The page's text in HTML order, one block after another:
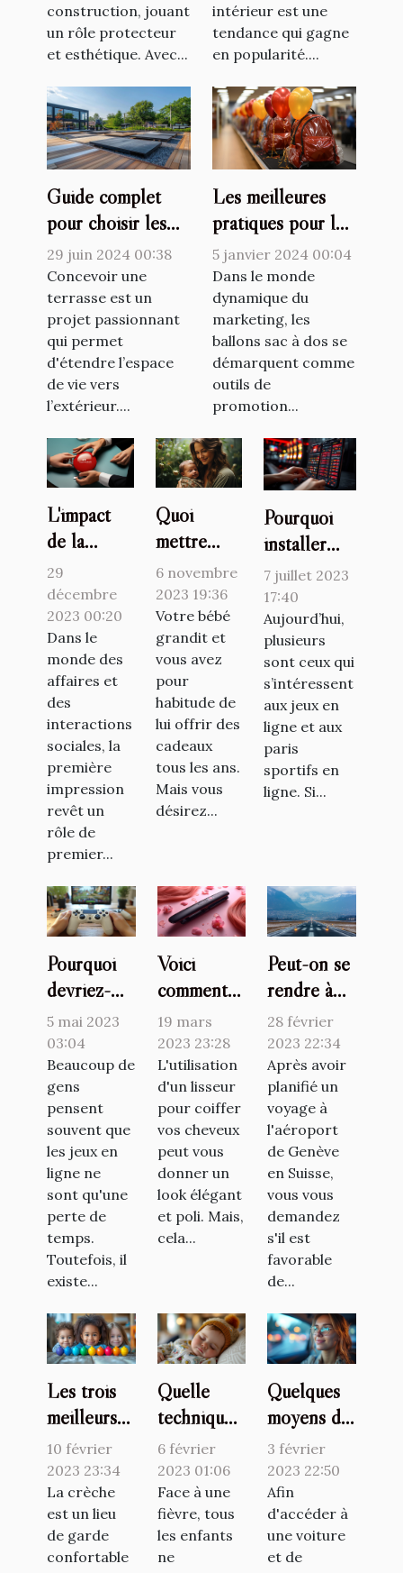
construction, jouant
un rôle protecteur
et esthétique. Avec...
intérieur est une
tendance qui gagne
en popularité....
Guide complet
pour choisir les
meilleurs supports
de terrasse selon
le type de sol
29 juin 2024 00:38
Concevoir une
terrasse est un
projet passionnant
qui permet
d'étendre l’espace
de vie vers
l’extérieur....
Les meilleures
pratiques pour le
stockage et la
maintenance des
ballons sac à dos
marketing
5 janvier 2024 00:04
Dans le monde
dynamique du
marketing, les
ballons sac à dos se
démarquent comme
outils de
promotion...
L'impact
de la
première
impression
dans
l'accueil
29
décembre
2023 00:20
Dans le
monde des
affaires et
des
interactions
sociales, la
première
impression
revêt un
rôle de
premier...
Quoi
mettre
dans une
liste de
naissance ?
6 novembre
2023 19:36
Votre bébé
grandit et
vous avez
pour
habitude de
lui offrir des
cadeaux
tous les ans.
Mais vous
désirez...
Pourquoi
installer
l’application
1xbet ?
7 juillet 2023
17:40
Aujourd’hui,
plusieurs
sont ceux qui
s’intéressent
aux jeux en
ligne et aux
paris
sportifs en
ligne. Si...
Pourquoi
devriez-
vous jouer
à des jeux
en ligne ?
5 mai 2023
03:04
Beaucoup de
gens
pensent
souvent que
les jeux en
ligne ne
sont qu'une
perte de
temps.
Toutefois, il
existe...
Voici
comment
protéger
ses
cheveux de
la chaleur
du lisseur
19 mars
2023 23:28
L'utilisation
d'un lisseur
pour coiffer
vos cheveux
peut vous
donner un
look élégant
et poli. Mais,
cela...
Peut-on se
rendre à
l'aéroport
de Genève
sans
vignette ?
28 février
2023 22:34
Après avoir
planifié un
voyage à
l'aéroport
de Genève
en Suisse,
vous vous
demandez
s'il est
favorable
de...
Les trois
meilleurs
jeux à
proposer
aux enfants
en crèche
10 février
2023 23:34
La crèche
est un lieu
de garde
confortable
Quelle
technique
pour faire
baisser la
fièvre d’un
bébé ?
6 février
2023 01:06
Face à une
fièvre, tous
les enfants
ne
Quelques
moyens de
se faire
former
pour son
permis de
conduire
3 février
2023 22:50
Afin
d'accéder à
une voiture
et de